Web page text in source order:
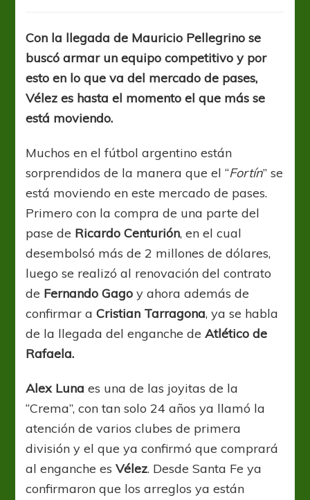
llegan
y
llegan
refuerzos
Con la llegada de Mauricio Pellegrino se
buscó armar un equipo competitivo y por
esto en lo que va del mercado de pases,
Vélez es hasta el momento el que más se
está moviendo.
Muchos en el fútbol argentino están
sorprendidos de la manera que el “Fortín” se
está moviendo en este mercado de pases.
Primero con la compra de una parte del
pase de Ricardo Centurión, en el cual
desembolsó más de 2 millones de dólares,
luego se realizó al renovación del contrato
de Fernando Gago y ahora además de
confirmar aCristian Tarragona, ya se habla
de la llegada del enganche deAtlético de
Rafaela.
Alex Lunaes una de las joyitas de la
“Crema”, con tan solo 24 años ya llamó la
atención de varios clubes de primera
división y el que ya confirmó que comprará
al enganche esVélez. Desde Santa Fe ya
confirmaron que los arreglos ya están